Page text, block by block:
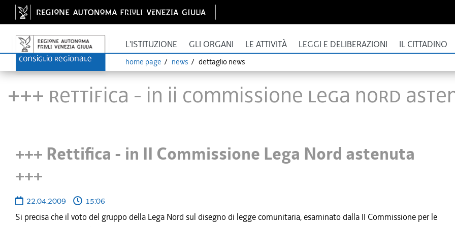
L'ISTITUZIONE GLI ORGANI LE ATTIVITÀ LEGGI E DELIBERAZIONI IL CITTADINO
home page news dettaglio news
+++ Rettifica - in II Commissione Lega Nord
+++ Rettifica - in II Commissione Lega Nord astenuta
+++
22.04.2009
15:06
Si precisa che il voto del gruppo della Lega Nord sul disegno di legge comunitaria, esaminato dalla II Commissione per le